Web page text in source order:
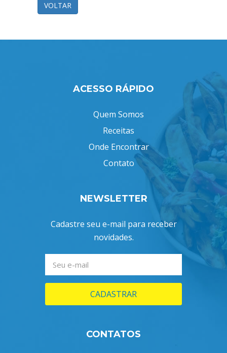
VOLTAR
ACESSO RÁPIDO
Quem Somos
Receitas
Onde Encontrar
Contato
NEWSLETTER
Cadastre seu e-mail para receber
novidades.
CADASTRAR
CONTATOS